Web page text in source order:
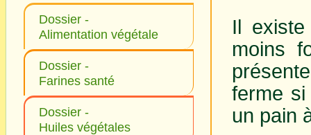
Dossier -
Alimentation végétale
Dossier -
Farines santé
Dossier -
Huiles végétales
Il
moins
ferme si
un pain